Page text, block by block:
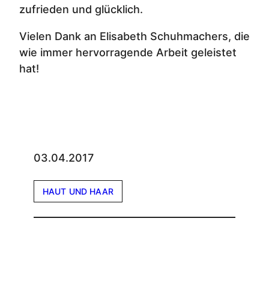
zufrieden und glücklich.
Vielen Dank an Elisabeth Schuhmachers, die
wie immer hervorragende Arbeit geleistet
hat!
03.04.2017
HAUT UND HAAR